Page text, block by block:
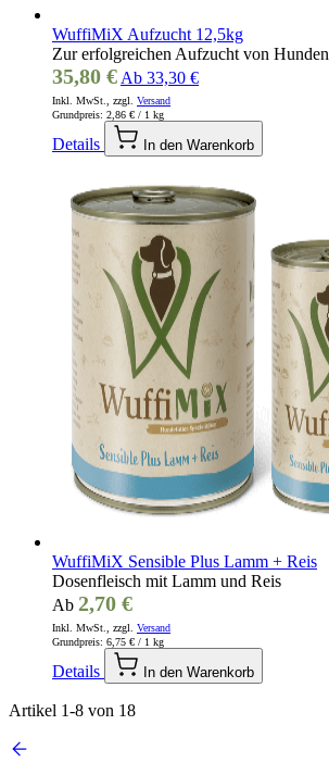
WuffiMiX Aufzucht 12,5kg
Zur erfolgreichen Aufzucht von Hunden
35,80 € Ab 33,30 €
Inkl. MwSt., zzgl. Versand
Grundpreis: 2,86 € / 1 kg
Details In den Warenkorb
WuffiMiX Sensible Plus Lamm + Reis
Dosenfleisch mit Lamm und Reis
Ab 2,70 €
Inkl. MwSt., zzgl. Versand
Grundpreis: 6,75 € / 1 kg
Details In den Warenkorb
Artikel 1-8 von 18